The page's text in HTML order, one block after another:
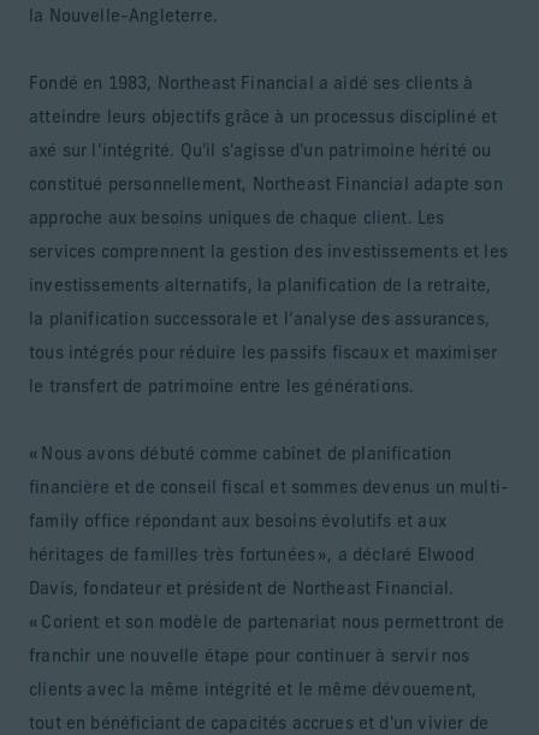
la Nouvelle-Angleterre.
Fondé en 1983, Northeast Financial a aidé ses clients à
atteindre leurs objectifs grâce à un processus discipliné et
axé sur l’intégrité. Qu'il s'agisse d'un patrimoine hérité ou
constitué personnellement, Northeast Financial adapte son
approche aux besoins uniques de chaque client. Les
services comprennent la gestion des investissements et les
investissements alternatifs, la planification de la retraite,
la planification successorale et l’analyse des assurances,
tous intégrés pour réduire les passifs fiscaux et maximiser
le transfert de patrimoine entre les générations.
« Nous avons débuté comme cabinet de planification
financière et de conseil fiscal et sommes devenus un multi-
family office répondant aux besoins évolutifs et aux
héritages de familles très fortunées », a déclaré Elwood
Davis, fondateur et président de Northeast Financial.
« Corient et son modèle de partenariat nous permettront de
franchir une nouvelle étape pour continuer à servir nos
clients avec la même intégrité et le même dévouement,
tout en bénéficiant de capacités accrues et d'un vivier de